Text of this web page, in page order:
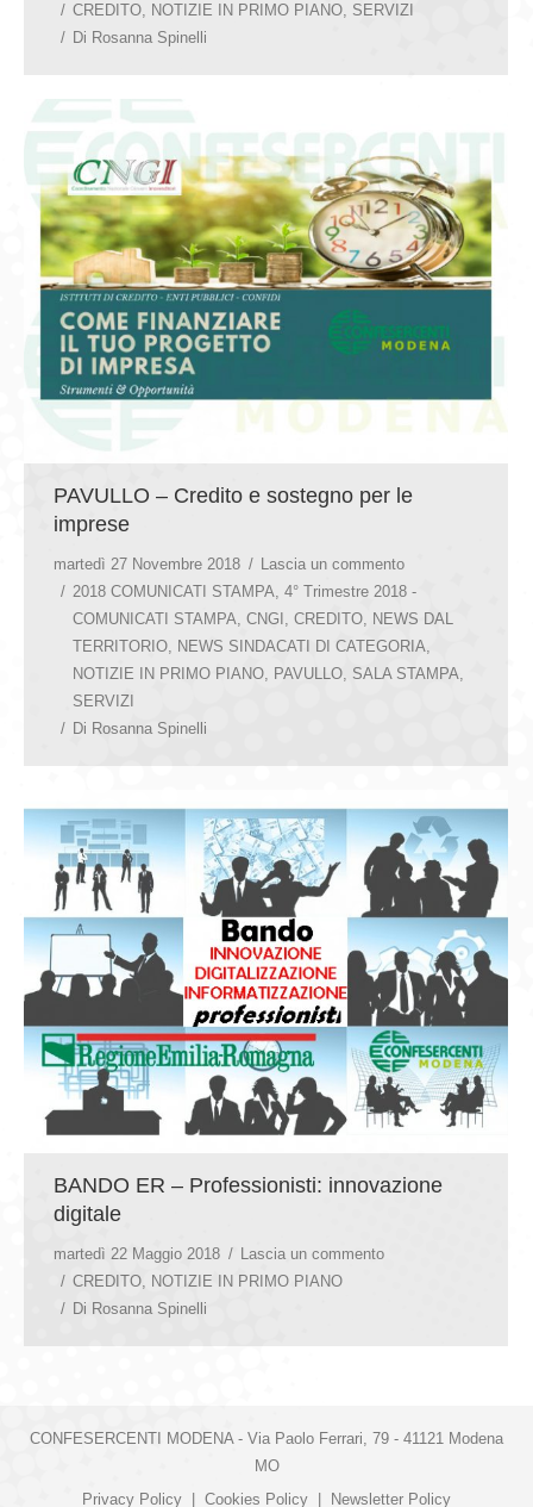
CREDITO, NOTIZIE IN PRIMO PIANO, SERVIZI
Di Rosanna Spinelli
PAVULLO – Credito e sostegno per le
imprese
martedì 27 Novembre 2018
Lascia un commento
2018 COMUNICATI STAMPA 4° Trimestre 2018 -
COMUNICATI STAMPA CNGI CREDITO NEWS DAL
TERRITORIO NEWS SINDACATI DI CATEGORIA
NOTIZIE IN PRIMO PIANO PAVULLO SALA STAMPA
SERVIZI
Di Rosanna Spinelli
BANDO ER – Professionisti: innovazione
digitale
martedì 22 Maggio 2018
Lascia un commento
CREDITO, NOTIZIE IN PRIMO PIANO
Di Rosanna Spinelli
CONFESERCENTI MODENA - Via Paolo Ferrari, 79 - 41121 Modena
MO
Privacy Policy
Cookies Policy Newsletter Policy